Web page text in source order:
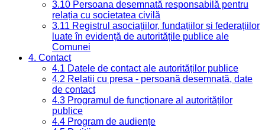
3.10 Persoana desemnată responsabilă pentru
relația cu societatea civilă
3.11 Registrul asociațiilor, fundațiilor și federațiilor
luate în evidență de autoritățile publice ale
Comunei
4. Contact
4.1 Datele de contact ale autorităților publice
4.2 Relații cu presa - persoană desemnată, date
de contact
4.3 Programul de funcționare al autorităților
publice
4.4 Program de audiențe